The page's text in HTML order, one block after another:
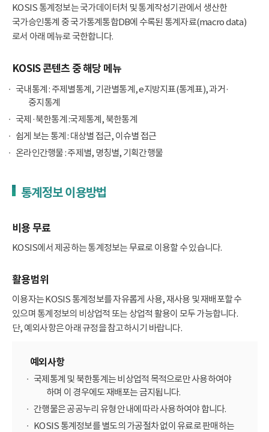
KOSIS 통계정보는 국가데이터처 및 통계작성기관에서 생산한
국가승인통계 중 국가통계통합DB에 수록된 통계자료(macro data)
로서 아래 메뉴로 국한합니다.
KOSIS 콘텐츠 중 해당 메뉴
국내통계 : 주제별통계, 기관별통계, e지방지표(통계표), 과거·
중지통계
국제·북한통계 :국제통계, 북한통계
쉽게 보는 통계 : 대상별 접근, 이슈별 접근
온라인간행물 : 주제별, 명칭별, 기획간행물
통계정보 이용방법
비용 무료
KOSIS에서 제공하는 통계정보는 무료로 이용할 수 있습니다.
활용범위
이용자는 KOSIS 통계정보를 자유롭게 사용, 재사용 및 재배포할 수
있으며 통계정보의 비상업적 또는 상업적 활용이 모두 가능합니다.
단, 예외사항은 아래 규정을 참고하시기 바랍니다.
예외사항
국제통계 및 북한통계는 비상업적 목적으로만 사용하여야
하며 이 경우에도 재배포는 금지됩니다.
간행물은 공공누리 유형 안내에 따라 사용하여야 합니다.
KOSIS 통계정보를 별도의 가공절차 없이 유료로 판매하는